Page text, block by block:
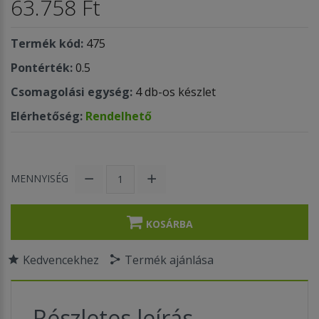
63.758 Ft
Termék kód: 475
Pontérték:0.5
Csomagolási egység: 4 db-os készlet
Elérhetőség: Rendelhető
MENNYISÉG
KOSÁRBA
Kedvencekhez Termék ajánlása